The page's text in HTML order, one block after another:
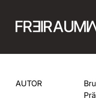
AUTOR